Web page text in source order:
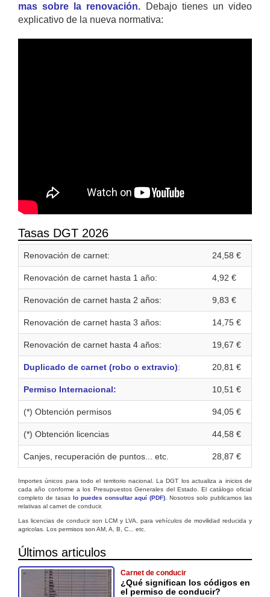
mas sobre la renovación. Debajo tienes un video
explicativo de la nueva normativa:
Tasas DGT 2026
Renovación de carnet: 24,58 €
Renovación de carnet hasta 1 año: 4,92 €
Renovación de carnet hasta 2 años: 9,83 €
Renovación de carnet hasta 3 años: 14,75 €
Renovación de carnet hasta 4 años: 19,67 €
Duplicado de carnet (robo o extravio): 20,81 €
Permiso Internacional: 10,51 €
(*) Obtención permisos 94,05 €
(*) Obtención licencias 44,58 €
Canjes, recuperación de puntos... etc. 28,87 €
Importes únicos para todo el territorio nacional. La DGT los actualiza a inicios de
cada año conforme a los Presupuestos Generales del Estado. El catálogo oficial
completo de tasas lo puedes consultar aquí (PDF) . Nosotros solo publicamos las
relativas al carnet de conducir.
Las licencias de conducir son LCM y LVA, para vehículos de movilidad reducida y
agricolas. Los permisos son AM, A, B, C... etc.
Últimos articulos
Carnet de conducir
¿Qué significan los códigos en
el permiso de conducir?